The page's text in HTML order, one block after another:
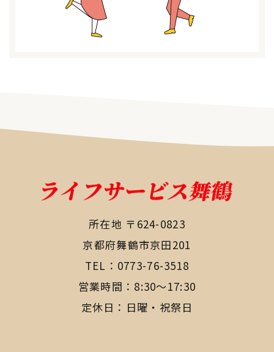
所在地 〒624-0823
​​​​​​​京都府舞鶴市京田201
TEL： 0773-76-3518
営業時間：8:30〜17:30
定休日：日曜・祝祭日